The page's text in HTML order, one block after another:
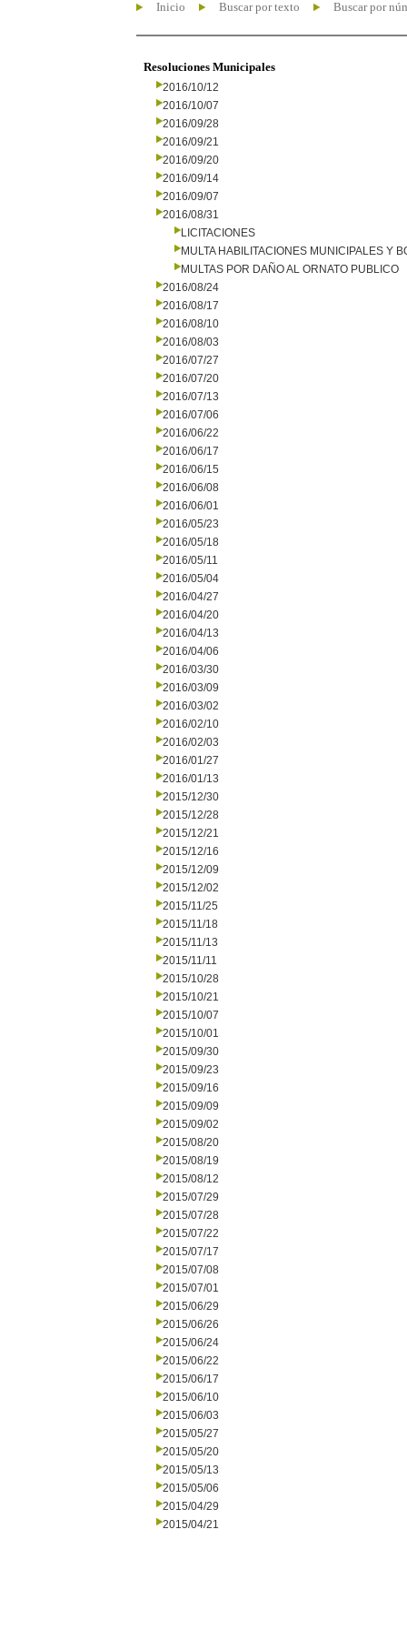
Inicio Buscar por texto Buscar por
Resoluciones Municipales
2016/10/12
2016/10/07
2016/09/28
2016/09/21
2016/09/20
2016/09/14
2016/09/07
2016/08/31
LICITACIONES
MULTA HABILITACIONES MUNICIPALES Y
MULTAS POR DAÑO AL ORNATO PUBLICO
2016/08/24
2016/08/17
2016/08/10
2016/08/03
2016/07/27
2016/07/20
2016/07/13
2016/07/06
2016/06/22
2016/06/17
2016/06/15
2016/06/08
2016/06/01
2016/05/23
2016/05/18
2016/05/11
2016/05/04
2016/04/27
2016/04/20
2016/04/13
2016/04/06
2016/03/30
2016/03/09
2016/03/02
2016/02/10
2016/02/03
2016/01/27
2016/01/13
2015/12/30
2015/12/28
2015/12/21
2015/12/16
2015/12/09
2015/12/02
2015/11/25
2015/11/18
2015/11/13
2015/11/11
2015/10/28
2015/10/21
2015/10/07
2015/10/01
2015/09/30
2015/09/23
2015/09/16
2015/09/09
2015/09/02
2015/08/20
2015/08/19
2015/08/12
2015/07/29
2015/07/28
2015/07/22
2015/07/17
2015/07/08
2015/07/01
2015/06/29
2015/06/26
2015/06/24
2015/06/22
2015/06/17
2015/06/10
2015/06/03
2015/05/27
2015/05/20
2015/05/13
2015/05/06
2015/04/29
2015/04/21